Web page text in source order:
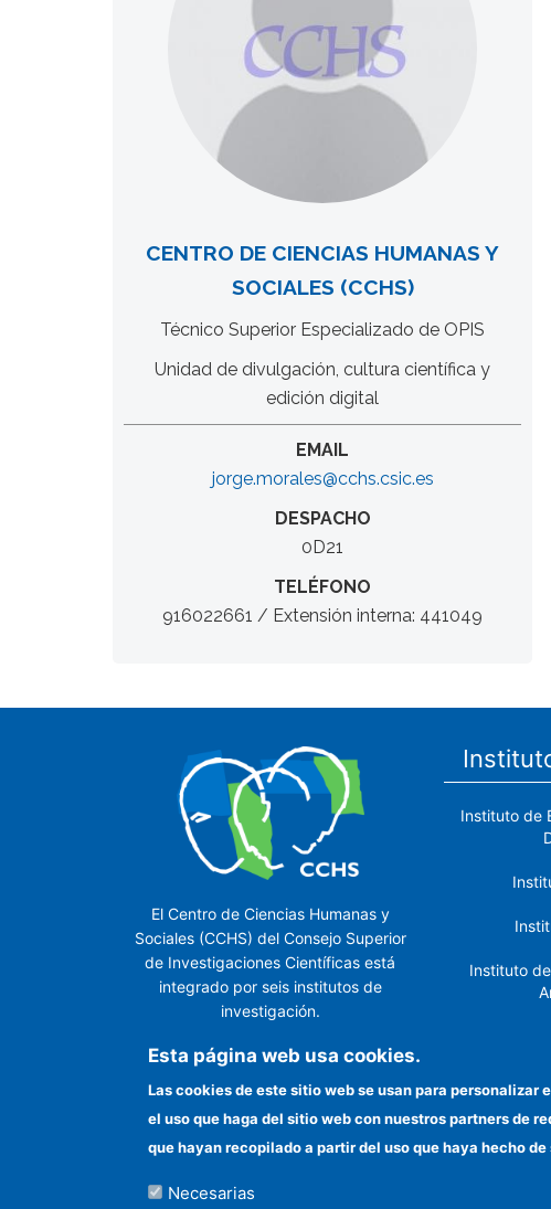
CENTRO DE CIENCIAS HUMANAS Y
SOCIALES (CCHS)
Técnico Superior Especializado de OPIS
Unidad de divulgación, cultura científica y
edición digital
EMAIL
jorge.morales@cchs.csic.es
DESPACHO
0D21
TELÉFONO
916022661 / Extensión interna: 441049
El Centro de Ciencias Humanas y
Sociales (CCHS) del Consejo Superior
de Investigaciones Científicas está
integrado por seis institutos de
investigación.
Instituto de
Instituto
Instituto
Esta página web usa cookies.
Las cookies de este sitio web se usan para
el uso que haga del sitio web con nuestros partners de
que hayan recopilado a partir del uso que haya hecho
Necesarias